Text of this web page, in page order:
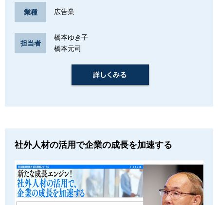
業種 広告業
担当者
橋本ゆき子
橋本元司
社外人材の活用で企業の成長を加速する